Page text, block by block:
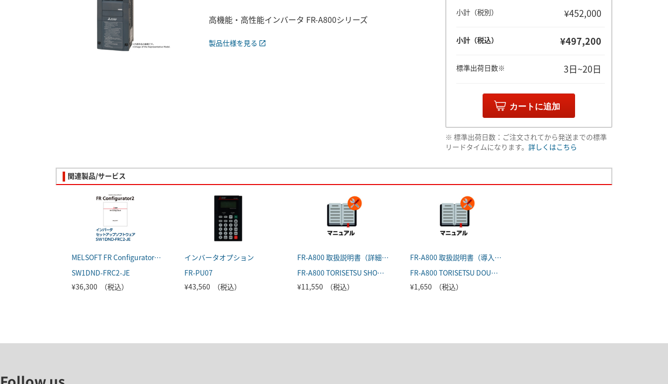
高機能・高性能インバータ FR-A800シリーズ
製品仕様を見る
小計（税別） ¥452,000
小計（税込） ¥497,200
標準出荷日数※ 3日~20日
カートに追加
※ 標準出荷日数：ご注文されてから発送までの標準
リードタイムになります。 詳しくはこちら
関連製品/サービス
MELSOFT FR Configurator2 (日本語版)
SW1DND-FRC2-JE
¥36,300 （税込）
インバータオプション
FR-PU07
¥43,560 （税込）
FR-A800 取扱説明書（詳細編）
FR-A800 TORISETSU SHOUSAI
¥11,550 （税込）
FR-A800 取扱説明書（導入編）
FR-A800 TORISETSU DOUNYU
¥1,650 （税込）